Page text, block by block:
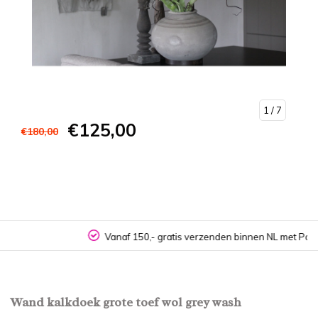
1 / 7
€180,00 €125,00
Vanaf 150,- gratis verzenden binnen NL met PostNL
Wand kalkdoek grote toef wol grey wash